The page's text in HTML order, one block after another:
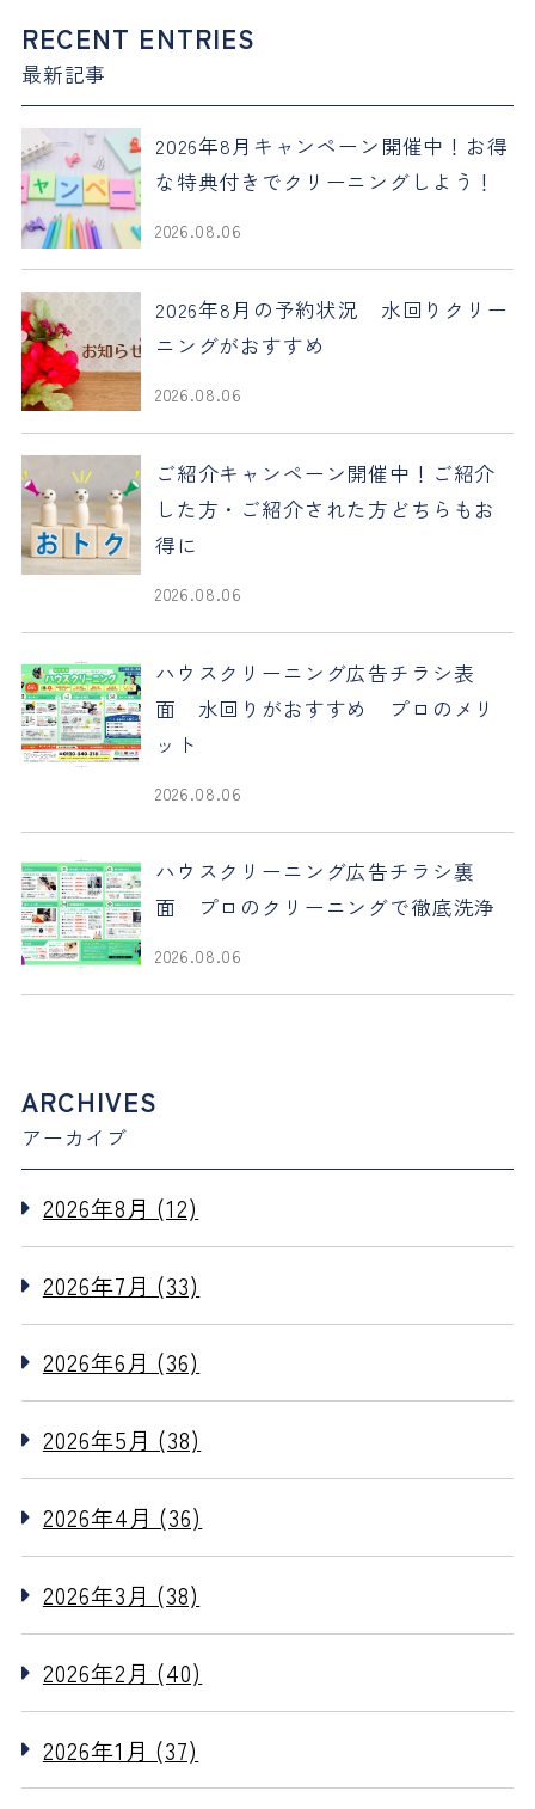
RECENT ENTRIES
最新記事
2026年8月キャンペーン開催中！お得
な特典付きでクリーニングしよう！
2026.08.06
2026年8月の予約状況 水回りクリー
ニングがおすすめ
2026.08.06
ご紹介キャンペーン開催中！ご紹介
した方・ご紹介された方どちらもお
得に
2026.08.06
ハウスクリーニング広告チラシ表
面 水回りがおすすめ プロのメリ
ット
2026.08.06
ハウスクリーニング広告チラシ裏
面 プロのクリーニングで徹底洗浄
2026.08.06
ARCHIVES
アーカイブ
2026年8月 (12)
2026年7月 (33)
2026年6月 (36)
2026年5月 (38)
2026年4月 (36)
2026年3月 (38)
2026年2月 (40)
2026年1月 (37)